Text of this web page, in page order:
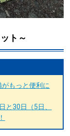
ト～
がもっと便利に
と30日（5日、